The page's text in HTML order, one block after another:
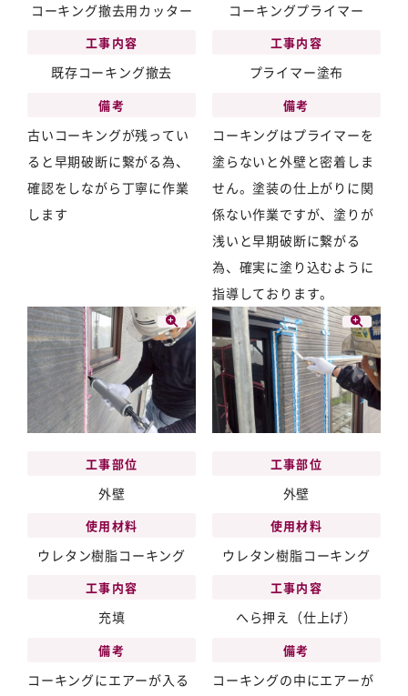
コーキング撤去用カッター
工事内容
既存コーキング撤去
備考
古いコーキングが残ってい
ると早期破断に繋がる為、
確認をしながら丁寧に作業
します
コーキングプライマー
工事内容
プライマー塗布
備考
コーキングはプライマーを
塗らないと外壁と密着しま
せん。塗装の仕上がりに関
係ない作業ですが、塗りが
浅いと早期破断に繋がる
為、確実に塗り込むように
指導しております。
工事部位
外壁
使用材料
ウレタン樹脂コーキング
工事内容
充填
備考
コーキングにエアーが入る
工事部位
外壁
使用材料
ウレタン樹脂コーキング
工事内容
へら押え（仕上げ）
備考
コーキングの中にエアーが